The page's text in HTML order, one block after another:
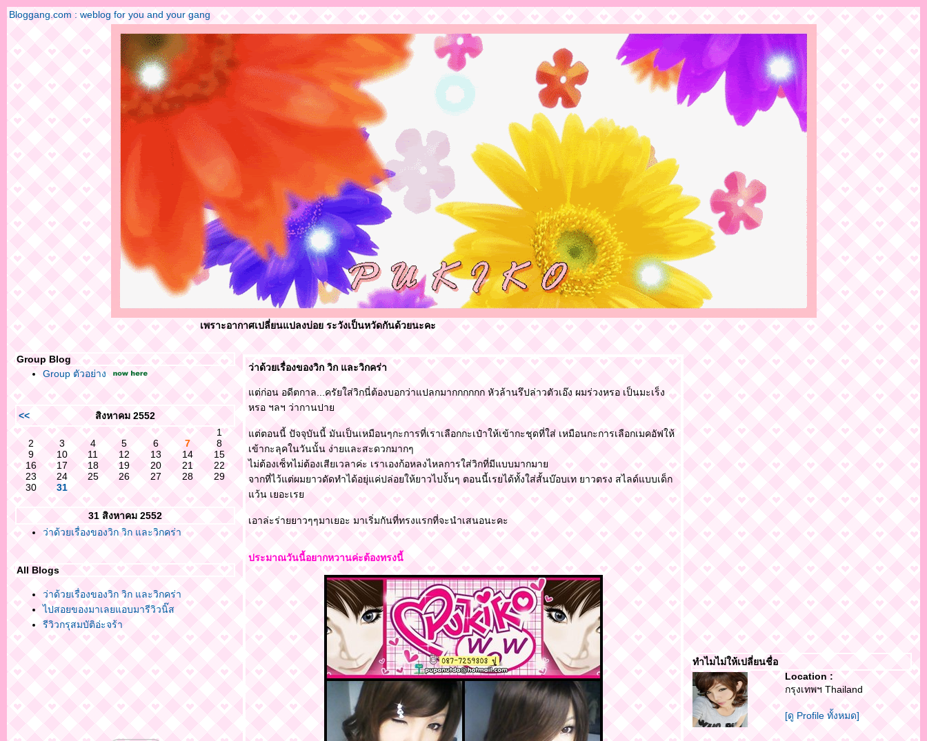
Bloggang.com : weblog for you and your gang
เพราะอากาศเปลี่ยนแปลงบ่อย ระวังเป็นหวัดกันด้วยนะคะ
Group Blog
Group ตัวอย่าง
<<
สิงหาคม 2552
1
2
3 4 5 6 7
8
9
10 11 12 13 14
15
16
17 18 19 20 21
22
23
24 25 26 27 28
29
30
31
31 สิงหาคม 2552
ว่าด้วยเรื่องของวิก วิก และวิกคร่า
All Blogs
ว่าด้วยเรื่องของวิก วิก และวิกคร่า
ไปสอยของมาเลยแอบมารีวิวนิ๊ส
รีวิวกรุสมบัติอ่ะจร้า
ว่าด้วยเรื่องของวิก วิก และวิกคร่า
ต่ก่อน อดีตกาล...ครัยใส่วิกนี่ต้องบอกว่าแปลกมากกกกกก หัวล้านรึปล่าวตัวเอ๊ง ผมร่วงหรอ เป็นมะเร็ง
หรอ ฯลฯ ว่ากานปา
ต่ตอนนี้ ปัจจุบันนี้ มันเป็นเหมือนๆกะการที่เราเลือกกะเป๋าให้เข้ากะชุดที่ใส่ เหมือนกะการเลือกเมคอัฟให้
เข้ากะลุคในวันนั้น ง่ายและสะดวกมากๆ
ไม่ต้องเซ็ทไม่ต้องเสียเวลาค่ะ เราเองก้อหลงไหลการใส่วิกที่มีแบบมากมา
จากที่ไว้แต่ผมยาวดัดทำได้อยุ่แค่ปล่อยให้ยาวไปงั้นๆ ตอนนี้เรยได้ทั้งใส่สั้นบ๊อบเท ยาวตรง สไลด์แบบเด็ก
ว้น เยอะเร
เอาล่ะร่ายยาวๆๆมาเยอะ มาเริ่มกันที่ทรงแรกที่จะนำเสนอนะคะ
ประมาณวันนี้อยากหวานค่ะต้องทรงนี้
ทำไมไม่ให้เปลี่ยนชื่อ
Location :
กรุงเทพฯ Thailand
[ดู Profile ทั้งหมด]